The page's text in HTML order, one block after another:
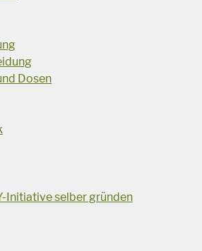
Dosen
Initiative selber gründen